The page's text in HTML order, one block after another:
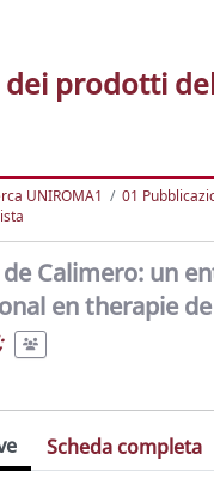
dei prodotti
UNIROMA1
01
Calimero: un
en therapie
Scheda completa